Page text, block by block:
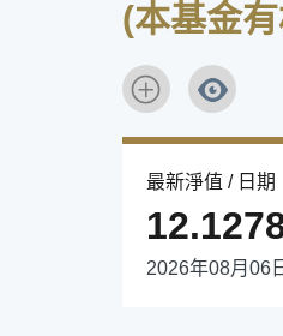
(本基金
最新淨值 / 日期
2026年08月06